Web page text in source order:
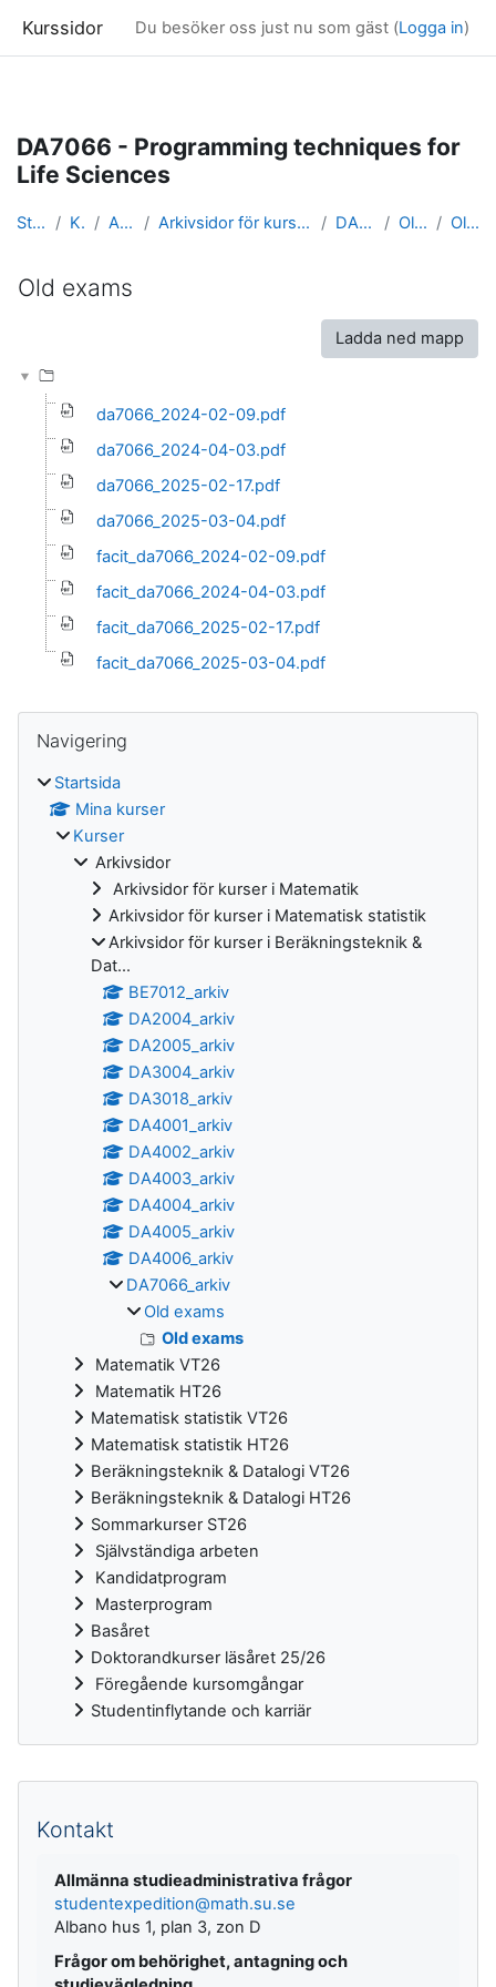
Kurssidor Du besöker oss just nu som gäst (Logga in)
DA7066 - Programming techniques for
Life Sciences
Startsida Kurser Arkivsidor Arkivsidor för kurser i Beräkningsteknik & Dat... DA7066_arkiv Old exams Old exams
Old exams
Ladda ned mapp
da7066_2024-02-09.pdf
da7066_2024-04-03.pdf
da7066_2025-02-17.pdf
da7066_2025-03-04.pdf
facit_da7066_2024-02-09.pdf
facit_da7066_2024-04-03.pdf
facit_da7066_2025-02-17.pdf
facit_da7066_2025-03-04.pdf
Block
Navigering
Startsida
Mina kurser
Kurser
Arkivsidor
Arkivsidor för kurser i Matematik
Arkivsidor för kurser i Matematisk statistik
Arkivsidor för kurser i Beräkningsteknik &
Dat...
BE7012_arkiv
DA2004_arkiv
DA2005_arkiv
DA3004_arkiv
DA3018_arkiv
DA4001_arkiv
DA4002_arkiv
DA4003_arkiv
DA4004_arkiv
DA4005_arkiv
DA4006_arkiv
DA7066_arkiv
Old exams
Old exams
Matematik VT26
Matematik HT26
Matematisk statistik VT26
Matematisk statistik HT26
Beräkningsteknik & Datalogi VT26
Beräkningsteknik & Datalogi HT26
Sommarkurser ST26
Självständiga arbeten
Kandidatprogram
Masterprogram
Basåret
Doktorandkurser läsåret 25/26
Föregående kursomgångar
Studentinflytande och karriär
Kompletterande block
Kontakt
Allmänna studieadministrativa frågor
studentexpedition@math.su.se
Albano hus 1, plan 3, zon D
Frågor om behörighet, antagning och